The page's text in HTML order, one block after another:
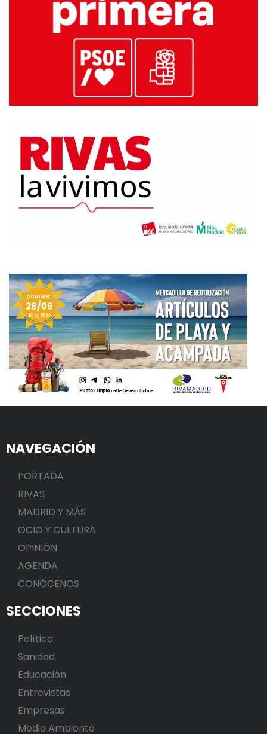
NAVEGACIÓN
PORTADA
RIVAS
MADRID Y MÁS
OCIO Y CULTURA
OPINIÓN
AGENDA
CONÓCENOS
SECCIONES
Política
Sanidad
Educación
Entrevistas
Empresas
Medio Ambiente